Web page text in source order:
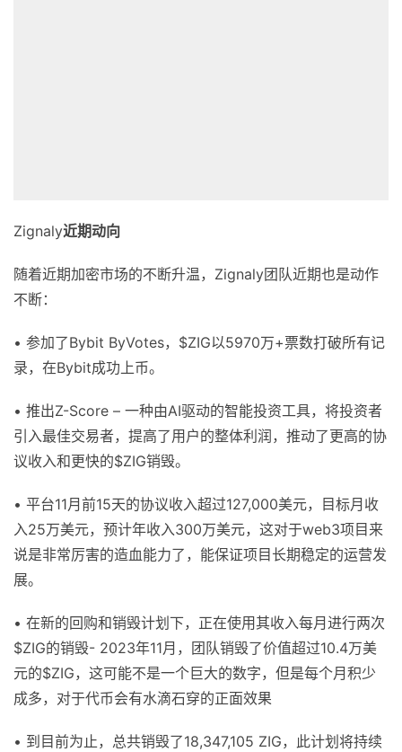
Zignaly近期动向
随着近期加密市场的不断升温，Zignaly团队近期也是动作
不断：
• 参加了Bybit ByVotes，$ZIG以5970万+票数打破所有记
录，在Bybit成功上币。
• 推出Z-Score – 一种由AI驱动的智能投资工具，将投资者
引入最佳交易者，提高了用户的整体利润，推动了更高的协
议收入和更快的$ZIG销毁。
• 平台11月前15天的协议收入超过127,000美元，目标月收
入25万美元，预计年收入300万美元，这对于web3项目来
说是非常厉害的造血能力了，能保证项目长期稳定的运营发
展。
• 在新的回购和销毁计划下，正在使用其收入每月进行两次
$ZIG的销毁- 2023年11月，团队销毁了价值超过10.4万美
元的$ZIG，这可能不是一个巨大的数字，但是每个月积少
成多，对于代币会有水滴石穿的正面效果
• 到目前为止，总共销毁了18,347,105 ZIG，此计划将持续